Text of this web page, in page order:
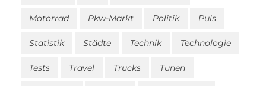
Motorrad Pkw-Markt Politik Puls
Statistik Städte Technik Technologie
Tests Travel Trucks Tunen